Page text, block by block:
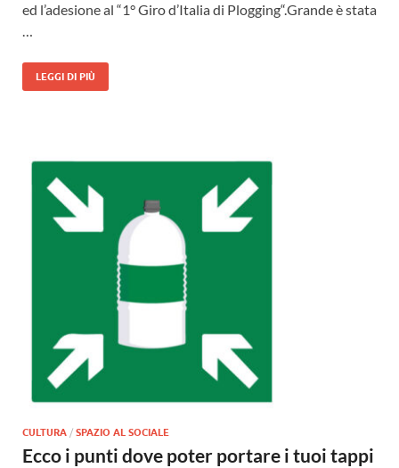
ed l’adesione al “1° Giro d’Italia di Plogging“.Grande è stata
…
LEGGI DI PIÙ
CULTURA / SPAZIO AL SOCIALE
Ecco i punti dove poter portare i tuoi tappi